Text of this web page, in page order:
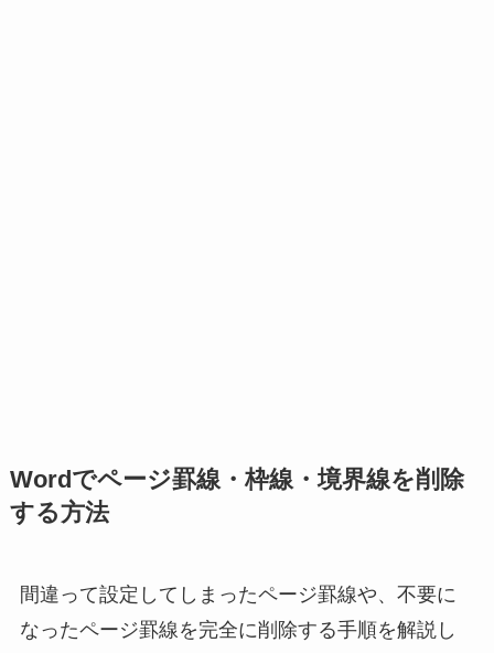
Wordでページ罫線・枠線・境界線を削除
する方法
間違って設定してしまったページ罫線や、不要に
なったページ罫線を完全に削除する手順を解説し